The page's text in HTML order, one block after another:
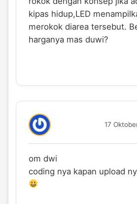
kipas hidup,LED
merokok diarea tersebut.
harganya mas duwi?
17
om dwi
coding nya kapan upload